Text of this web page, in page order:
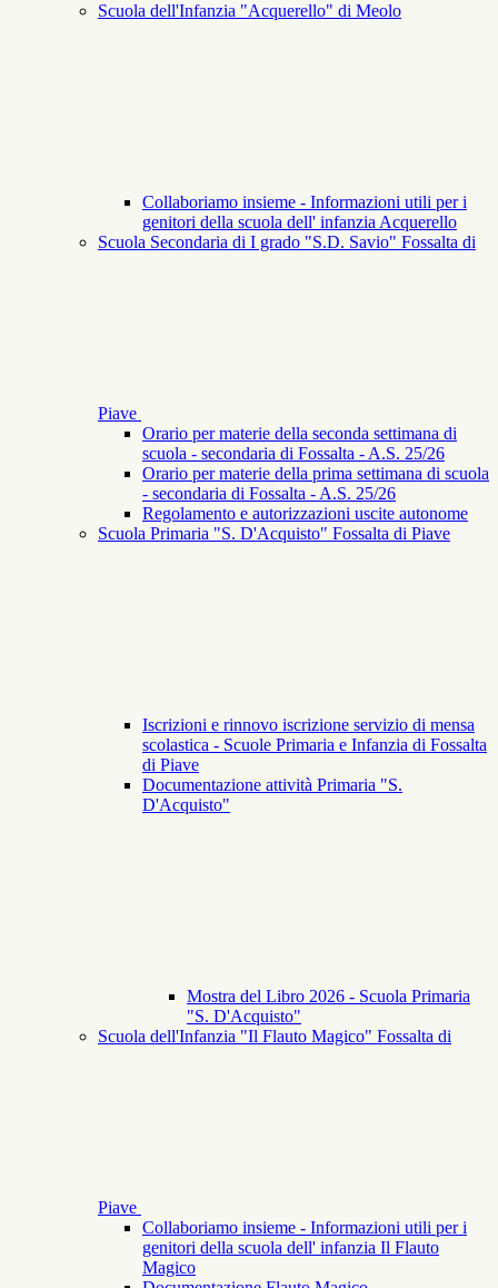
Scuola dell'Infanzia "Acquerello" di Meolo
Collaboriamo insieme - Informazioni utili per i
genitori della scuola dell' infanzia Acquerello
Scuola Secondaria di I grado "S.D. Savio" Fossalta di
Piave
Orario per materie della seconda settimana di
scuola - secondaria di Fossalta - A.S. 25/26
Orario per materie della prima settimana di scuola
- secondaria di Fossalta - A.S. 25/26
Regolamento e autorizzazioni uscite autonome
Scuola Primaria "S. D'Acquisto" Fossalta di Piave
Iscrizioni e rinnovo iscrizione servizio di mensa
scolastica - Scuole Primaria e Infanzia di Fossalta
di Piave
Documentazione attività Primaria "S.
D'Acquisto"
Mostra del Libro 2026 - Scuola Primaria
"S. D'Acquisto"
Scuola dell'Infanzia "Il Flauto Magico" Fossalta di
Piave
Collaboriamo insieme - Informazioni utili per i
genitori della scuola dell' infanzia Il Flauto
Magico